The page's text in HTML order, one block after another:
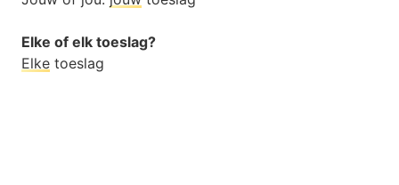
Elke of elk toeslag?
Elke toeslag